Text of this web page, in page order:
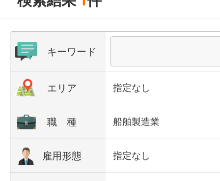
キーワード
エリア 指定なし
職 種 船舶製造業
雇用形態 指定なし